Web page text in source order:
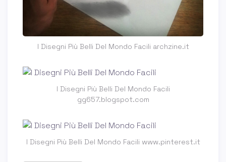
I Disegni Più Belli Del Mondo Facili archzine.it
I Disegni Più Belli Del Mondo Facili
gg657.blogspot.com
I Disegni Più Belli Del Mondo Facili www.pinterest.it